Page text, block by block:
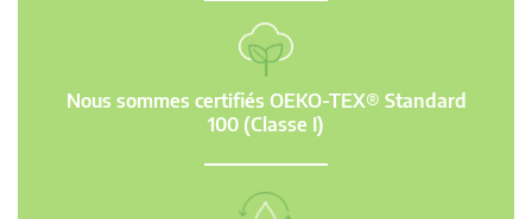
Nous sommes certifiés OEKO-TEX® Standard
100 (Classe I)